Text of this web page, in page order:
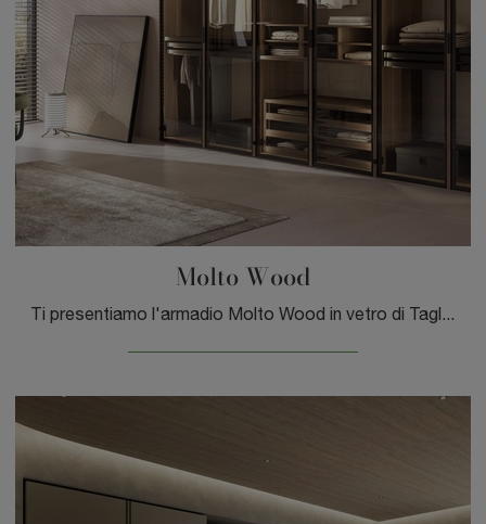
Molto Wood
Ti presentiamo l'armadio Molto Wood in vetro di Tagliabue Mobili! Un ricco catalogo di armadi componibili con ante battenti.